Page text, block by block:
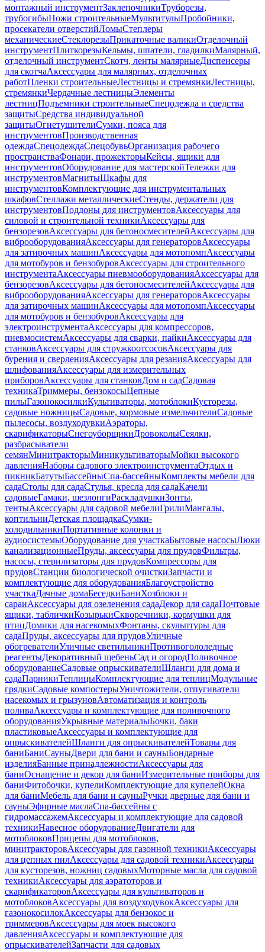
монтажный инструментЗаклепочникиТруборезы,
трубогибыНожи строительныеМультитулыПробойники,
просекатели отверстийЛомыСтеплеры
механическиеСтеклорезыПрикаточные валикиОтделочный
инструментПлиткорезыКельмы, шпатели, гладилкиМалярный,
отделочный инструментСкотч, ленты малярныеДиспенсеры
для скотчаАксессуары для малярных, отделочных
работПленки строительныеЛестницы и стремянкиЛестницы,
стремянкиЧердачные лестницыЭлементы
лестницПодъемники строительныеСпецодежда и средства
защитыСредства индивидуальной
защитыОгнетушителиСумки, пояса для
инструментовПроизводственная
одеждаСпецодеждаСпецобувьОрганизация рабочего
пространстваФонари, прожекторыКейсы, ящики для
инструментовОборудование для мастерскойТележки для
инструментовМагнитыШкафы для
инструментовКомплектующие для инструментальных
шкафовСтеллажи металлическиеСтенды, держатели для
инструментовПоддоны для инструментовАксессуары для
силовой и строительной техникиАксессуары для
бензорезовАксессуары для бетоносмесителейАксессуары для
виброоборудованияАксессуары для генераторовАксессуары
для затирочных машинАксессуары для мотопомпАксессуары
для мотобуров и бензобуровАксессуары для строительного
инструментаАксессуары пневмооборудованияАксессуары для
бензорезовАксессуары для бетоносмесителейАксессуары для
виброоборудованияАксессуары для генераторовАксессуары
для затирочных машинАксессуары для мотопомпАксессуары
для мотобуров и бензобуровАксессуары для
электроинструментаАксессуары для компрессоров,
пневмосистемАксессуары для сварки, пайкиАксессуары для
станковАксессуары для стружкоотсосовАксессуары для
бурения и сверленияАксессуары для резанияАксессуары для
шлифованияАксессуары для измерительных
приборовАксессуары для станковДом и садСадовая
техникаТриммеры, бензокосыЦепные
пилыГазонокосилкиКультиваторы, мотоблокиКусторезы,
садовые ножницыСадовые, кормовые измельчителиСадовые
пылесосы, воздуходувкиАэраторы,
скарификаторыСнегоуборщикиДровоколыСеялки,
разбрасыватели
семянМинитракторыМиникультиваторыМойки высокого
давленияНаборы садового электроинструментаОтдых и
пикникБатутыБассейныСпа-бассейныКомплекты мебели для
садаСтолы для садаСтулья, кресла для садаКачели
садовыеГамаки, шезлонгиРаскладушкиЗонты,
тентыАксессуары для садовой мебелиГрилиМангалы,
коптильниДетская площадкаСумки-
холодильникиПортативные колонки и
аудиосистемыОборудование для участкаБытовые насосыЛюки
канализационныеПруды, аксессуары для прудовФильтры,
насосы, стерилизаторы для прудовКомпрессоры для
прудовСтанции биологической очисткиЗапчасти и
комплектующие для оборудованияБлагоустройство
участкаДачные домаБеседкиБаниХозблоки и
сараиАксессуары для озеленения садаДекор для садаПочтовые
ящики, табличкиКозырькиСкворечники, кормушки для
птицДомики для насекомыхФонтаны, скульптуры для
садаПруды, аксессуары для прудовУличные
обогревателиУличные светильникиПротивогололедные
реагентыДекоративный щебеньСад и огородПоливочное
оборудованиеСадовые опрыскивателиШланги для дома и
садаПарникиТеплицыКомплектующие для теплицМодульные
грядкиСадовые компостерыУничтожители, отпугиватели
насекомых и грызуновАвтоматизация и контроль
поливаАксессуары и комплектующие для поливочного
оборудованияУкрывные материалыБочки, баки
пластиковыеАксессуары и комплектующие для
опрыскивателейШланги для опрыскивателейТовары для
баниБаниСауныДвери для бани и сауныБондарные
изделияБанные принадлежностиАксессуары для
баниОснащение и декор для баниИзмерительные приборы для
баниФитобочки, купелиКомплектующие для купелейОкна
для баниМебель для бани и сауныРучки дверные для бани и
сауныЭфирные маслаСпа-бассейны с
гидромассажемАксессуары и комплектующие для садовой
техникиНавесное оборудованиеДвигатели для
мотоблоковПрицепы для мотоблоков,
минитракторовАксессуары для газонной техникиАксессуары
для цепных пилАксессуары для садовой техникиАксессуары
для кусторезов, ножниц садовыхМоторные масла для садовой
техникиАксессуары для аэратоторов и
скарификаторовАксессуары для культиваторов и
мотоблоковАксессуары для воздуходувокАксессуары для
газонокосилокАксессуары для бензокос и
триммеровАксессуары для моек высокого
давленияАксессуары и комплектующие для
опрыскивателейЗапчасти для садовых